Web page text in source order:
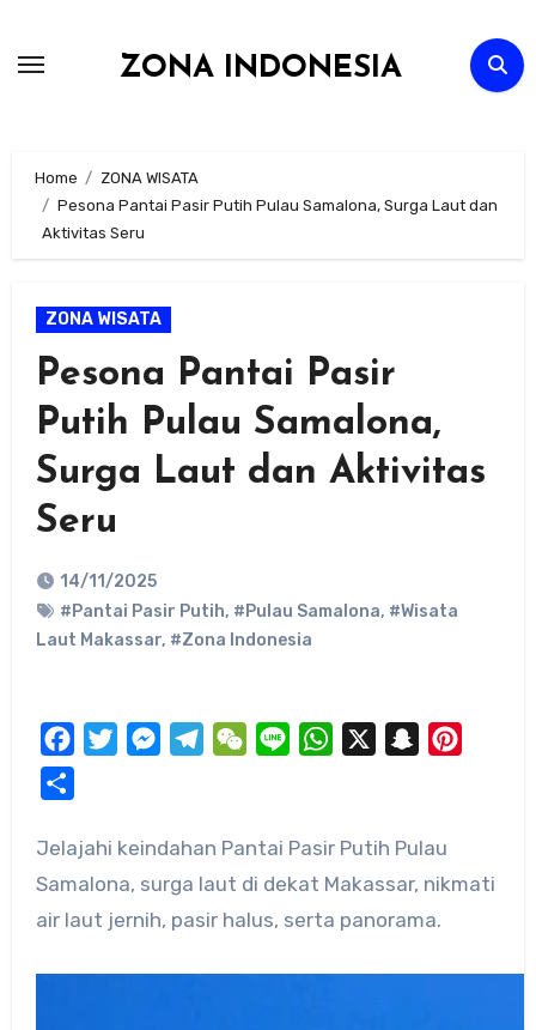
ZONA INDONESIA
Home
ZONA WISATA
Pesona Pantai Pasir Putih Pulau Samalona, Surga Laut dan
Aktivitas Seru
ZONA WISATA
Pesona Pantai Pasir
Putih Pulau Samalona,
Surga Laut dan Aktivitas
Seru
14/11/2025
#Pantai Pasir Putih, #Pulau Samalona, #Wisata
Laut Makassar, #Zona Indonesia
FacebookTwitterMessengerTelegramWeChat
Line WhatsApp Snapchat
Jelajahi keindahan Pantai Pasir Putih Pulau
Samalona, surga laut di dekat Makassar, nikmati
air laut jernih, pasir halus, serta panorama.